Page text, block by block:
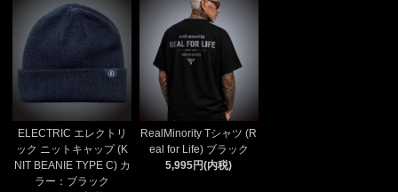
ELECTRIC エレクトリ
ック ニットキャップ (K
NIT BEANIE TYPE C) カ
ラー：ブラック
RealMinority Tシャツ (R
eal for Life) ブラック
5,995円(内税)